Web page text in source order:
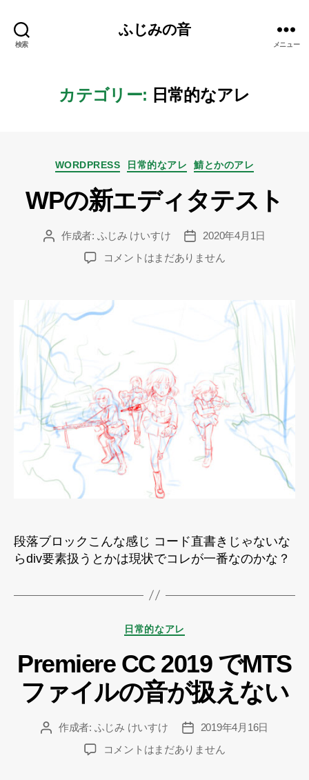
検索
ふじみの音
メニュー
カテゴリー: 日常的なアレ
カ
ゴ
WORDPRESS 日常的なアレ 鯖とかのアレ
WPの新エディタテスト
投 作成者: ふじみ けいすけ
投
稿
日
2020年4月1日
WP
エ
デ
ス
ト
へ
の
コメントはまだありません
段落ブロックこんな感じ コード直書きじゃないな
らdiv要素扱うとかは現状でコレが一番なのかな？
カ
ゴ
リ
ー
日常的なアレ
Premiere CC 2019 でMTS
ファイルの音が扱えない
投 作成者: ふじみ けいすけ
投
稿
日
2019年4月16日
Premiere
コメントはまだありません